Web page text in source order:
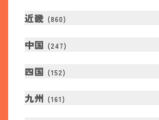
近畿 (860)
中国 (247)
四国 (152)
九州 (161 )